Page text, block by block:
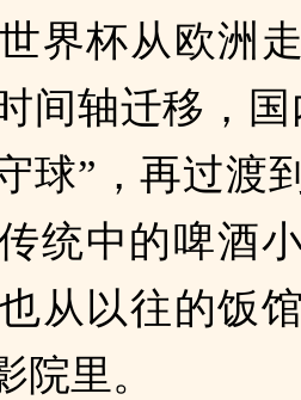
界杯从欧洲
间轴迁移，
球”，再过渡
统中的啤酒
从以往的饭
院里。